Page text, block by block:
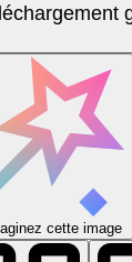
cette image